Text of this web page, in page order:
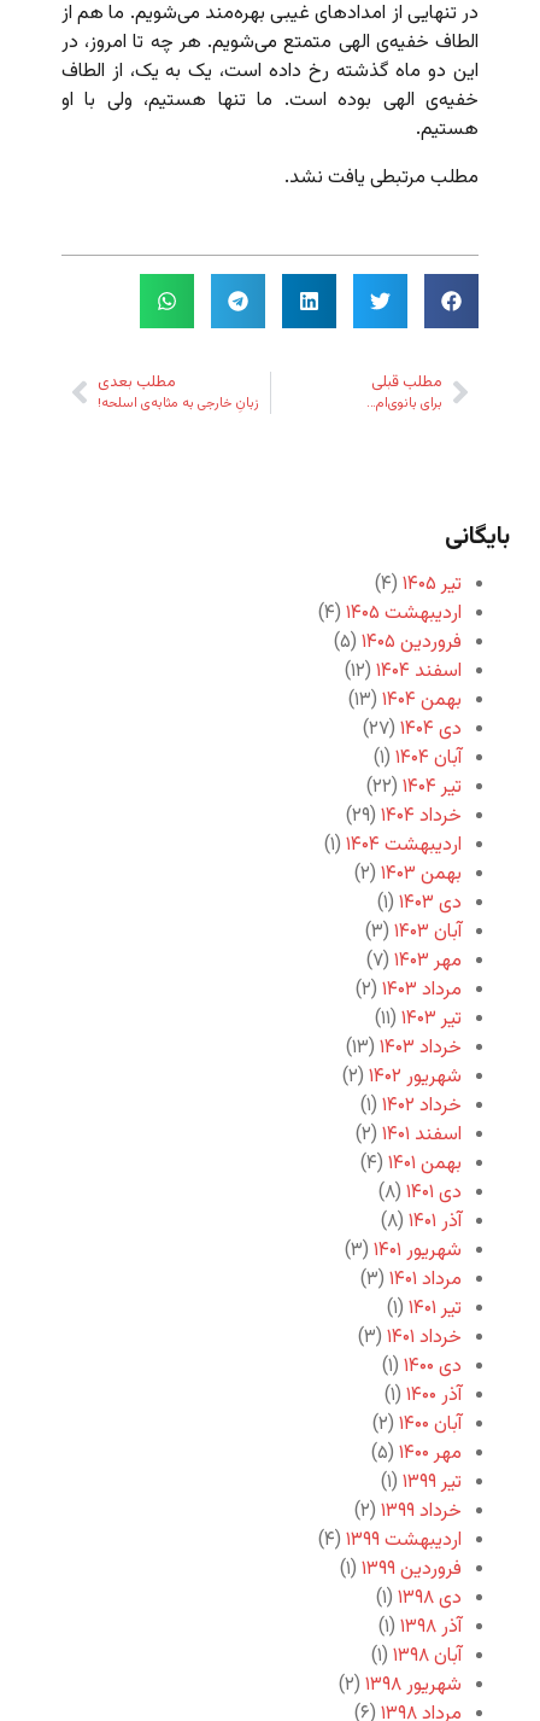
در تنهایی از امدادهای غیبی بهره‌مند می‌شویم. ما هم از
الطاف خفیه‌ی الهی متمتع می‌شویم. هر چه تا امروز، در
این دو ماه گذشته رخ داده است، یک به یک،‌ از الطاف
خفیه‌ی الهی بوده است. ما تنها هستیم، ولی با او
هستیم.
مطلب مرتبطی یافت نشد.
مطلب قبلی
برای بانوی‌ام…
مطلب بعدی
زبانِ خارجی به مثابه‌ی اسلحه!
بایگانی
تیر ۱۴۰۵
(۴)
اردیبهشت ۱۴۰۵
(۴)
فروردین ۱۴۰۵
(۵)
اسفند ۱۴۰۴
(۱۲)
بهمن ۱۴۰۴
(۱۳)
دی ۱۴۰۴
(۲۷)
آبان ۱۴۰۴
(۱)
تیر ۱۴۰۴
(۲۲)
خرداد ۱۴۰۴
(۲۹)
اردیبهشت ۱۴۰۴
(۱)
بهمن ۱۴۰۳
(۲)
دی ۱۴۰۳
(۱)
آبان ۱۴۰۳
(۳)
مهر ۱۴۰۳
(۷)
مرداد ۱۴۰۳
(۲)
تیر ۱۴۰۳
(۱۱)
خرداد ۱۴۰۳
(۱۳)
شهریور ۱۴۰۲
(۲)
خرداد ۱۴۰۲
(۱)
اسفند ۱۴۰۱
(۲)
بهمن ۱۴۰۱
(۴)
دی ۱۴۰۱
(۸)
آذر ۱۴۰۱
(۸)
شهریور ۱۴۰۱
(۳)
مرداد ۱۴۰۱
(۳)
تیر ۱۴۰۱
(۱)
خرداد ۱۴۰۱
(۳)
دی ۱۴۰۰
(۱)
آذر ۱۴۰۰
(۱)
آبان ۱۴۰۰
(۲)
مهر ۱۴۰۰
(۵)
تیر ۱۳۹۹
(۱)
خرداد ۱۳۹۹
(۲)
اردیبهشت ۱۳۹۹
(۴)
فروردین ۱۳۹۹
(۱)
دی ۱۳۹۸
(۱)
آذر ۱۳۹۸
(۱)
آبان ۱۳۹۸
(۱)
شهریور ۱۳۹۸
(۲)
مرداد ۱۳۹۸
(۶)